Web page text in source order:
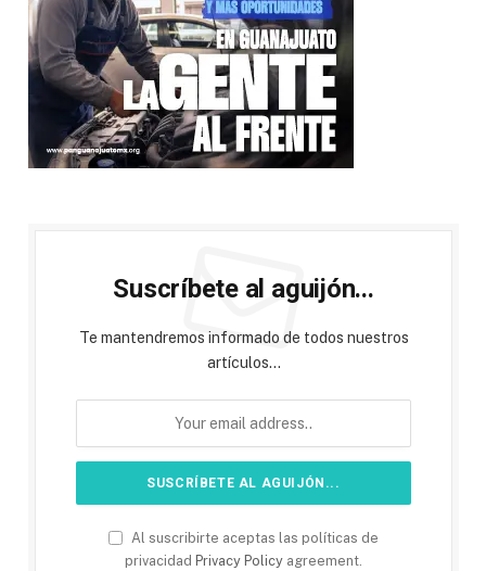
Suscríbete al aguijón...
Te mantendremos informado de todos nuestros
artículos...
Al suscribirte aceptas las políticas de
privacidad Privacy Policy agreement.